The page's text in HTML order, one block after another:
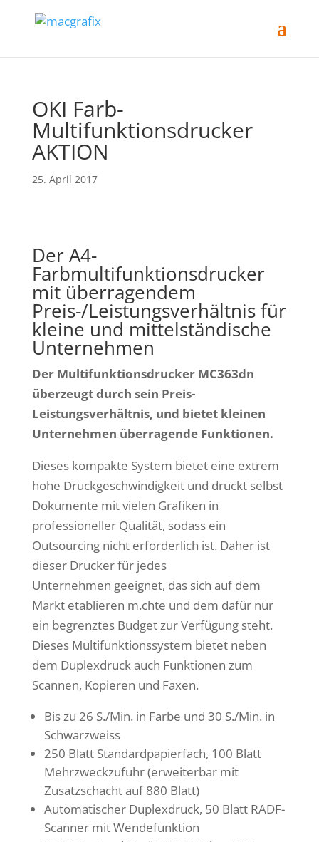
OKI Farb-
Multifunktionsdrucker
AKTION
25. April 2017
Der A4-
Farbmultifunktionsdrucker
mit überragendem
Preis-/Leistungsverhältnis für
kleine und mittelständische
Unternehmen
Der Multifunktionsdrucker MC363dn
überzeugt durch sein Preis-
Leistungsverhältnis, und bietet kleinen
Unternehmen überragende Funktionen.
Dieses kompakte System bietet eine extrem
hohe Druckgeschwindigkeit und druckt selbst
Dokumente mit vielen Grafiken in
professioneller Qualität, sodass ein
Outsourcing nicht erforderlich ist. Daher ist
dieser Drucker für jedes
Unternehmen geeignet, das sich auf dem
Markt etablieren m.chte und dem dafür nur
ein begrenztes Budget zur Verfügung steht.
Dieses Multifunktionssystem bietet neben
dem Duplexdruck auch Funktionen zum
Scannen, Kopieren und Faxen.
Bis zu 26 S./Min. in Farbe und 30 S./Min. in
Schwarzweiss
250 Blatt Standardpapierfach, 100 Blatt
Mehrzweckzufuhr (erweiterbar mit
Zusatzschacht auf 880 Blatt)
Automatischer Duplexdruck, 50 Blatt RADF-
Scanner mit Wendefunktion